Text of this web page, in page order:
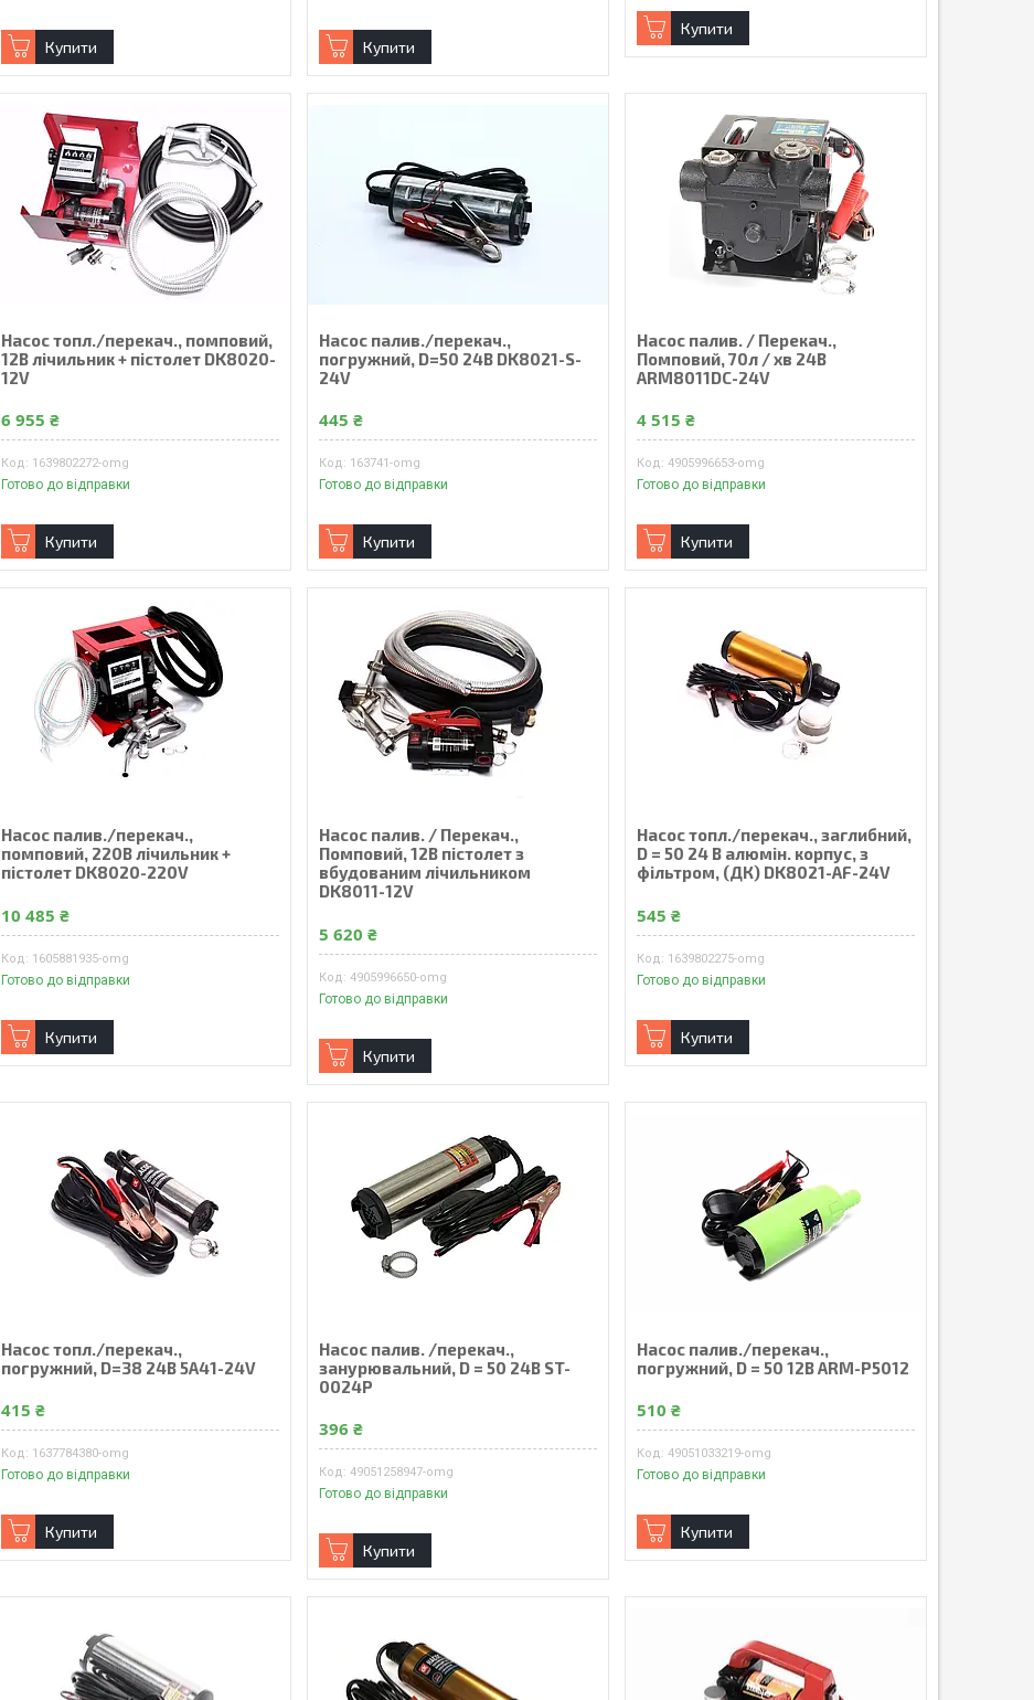
Купити Купити
Купити
Насос топл./перекач., помповий,
12В лічильник + пістолет DK8020-
12V
6 955 ₴
1639802272-omg
Готово до відправки
Купити
Насос палив./перекач.,
погружний, D=50 24В DK8021-S-
24V
445 ₴
163741-omg
Готово до відправки
Купити
Насос палив. / Перекач.,
Помповий, 70л / хв 24В
ARM8011DC-24V
4 515 ₴
4905996653-omg
Готово до відправки
Купити
Насос палив./перекач.,
помповий, 220В лічильник +
пістолет DK8020-220V
10 485 ₴
1605881935-omg
Готово до відправки
Купити
Насос палив. / Перекач.,
Помповий, 12В пістолет з
вбудованим лічильником
DK8011-12V
5 620 ₴
4905996650-omg
Готово до відправки
Купити
Насос топл./перекач., заглибний,
D = 50 24 В алюмін. корпус, з
фільтром, (ДК) DK8021-AF-24V
545 ₴
1639802275-omg
Готово до відправки
Купити
Насос топл./перекач.,
погружний, D=38 24В 5А41-24V
415 ₴
1637784380-omg
Готово до відправки
Купити
Насос палив. /перекач.,
занурювальний, D = 50 24В ST-
0024P
396 ₴
49051258947-omg
Готово до відправки
Купити
Насос палив./перекач.,
погружний, D = 50 12В ARM-P5012
510 ₴
49051033219-omg
Готово до відправки
Купити